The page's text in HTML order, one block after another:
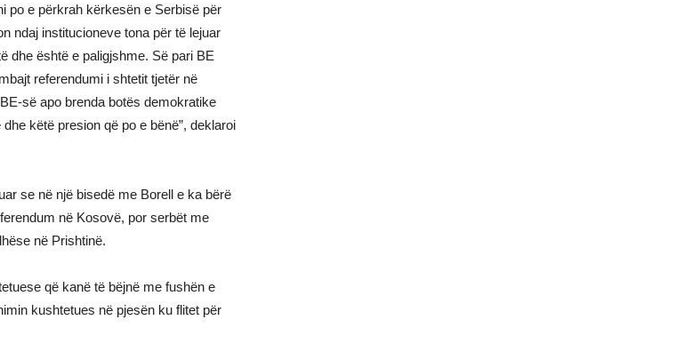
po e përkrah kërkesën e Serbisë për
ndaj institucioneve tona për të lejuar
dhe është e paligjshme. Së pari BE
referendumi i shtetit tjetër në
së apo brenda botës demokratike
këtë presion që po e bënë”, deklaroi
se në një bisedë me Borell e ka bërë
në Kosovë, por serbët me
në Prishtinë.
që kanë të bëjnë me fushën e
kushtetues në pjesën ku flitet për